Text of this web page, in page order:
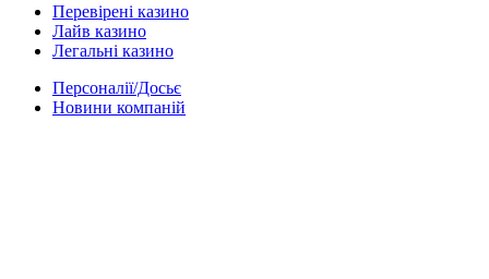
Перевірені казино
Лайв казино
Легальні казино
Персоналії/Досьє
Новини компаній